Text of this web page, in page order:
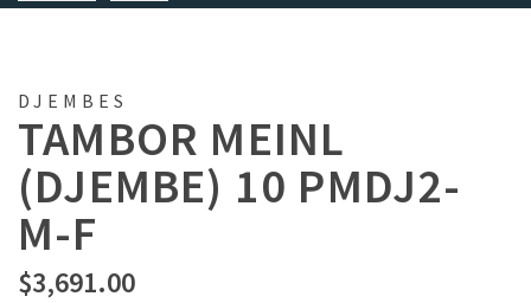
DJEMBES
TAMBOR MEINL
(DJEMBE) 10 PMDJ2-
M-F
$3,691.00